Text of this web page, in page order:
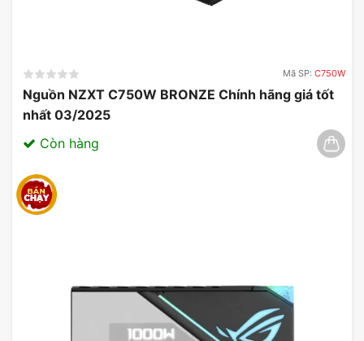
Mã SP: C750W
Nguồn NZXT C750W BRONZE Chính hãng giá tốt
nhất 03/2025
Còn hàng